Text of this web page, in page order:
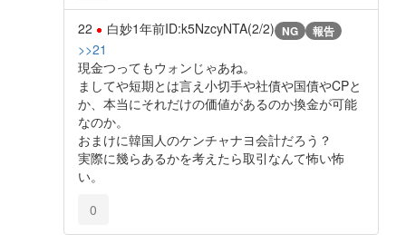
22 白妙1年前ID:k5NzcyNTA(2/2) NG 報告
>>21
現金つってもウォンじゃあね。
ましてや短期とは言え小切手や社債や国債やCPと
か、本当にそれだけの価値があるのか換金が可能
なのか。
おまけに韓国人のケンチャナヨ会計だろう？
実際に幾らあるかを考えたら取引なんて怖い怖
い。
0